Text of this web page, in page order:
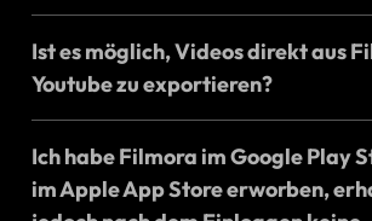
PROFESSIONELLE
Kreative
Verleihen Sie Ihren Videos schneller den
Ist es möglich, Videos direkt aus
Youtube zu exportieren?
Ich habe Filmora im Google Play
im Apple App Store erworben,